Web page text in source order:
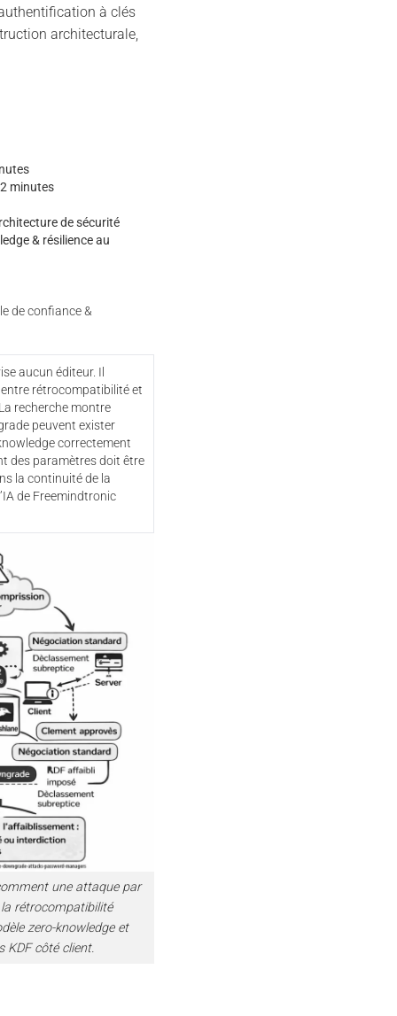
à clés
architecturale,
minutes
de sécurité
& résilience au
de confiance &
aucun éditeur. Il
rétrocompatibilité et
recherche montre
peuvent exister
correctement
des paramètres doit être
la continuité de la
de Freemindtronic
une attaque par
rétrocompatibilité
zero-knowledge et
KDF côté client.